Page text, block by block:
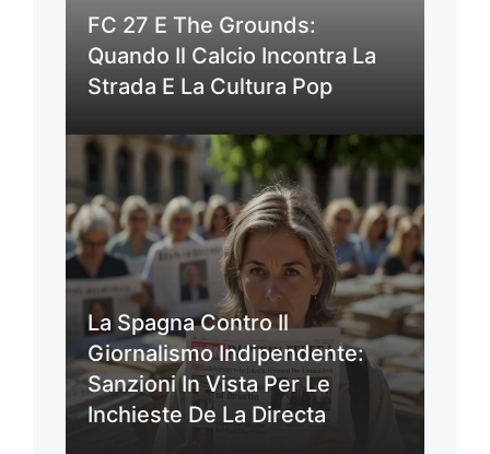
FC 27 E The Grounds:
Quando Il Calcio Incontra La
Strada E La Cultura Pop
La Spagna Contro Il
Giornalismo Indipendente:
Sanzioni In Vista Per Le
Inchieste De La Directa